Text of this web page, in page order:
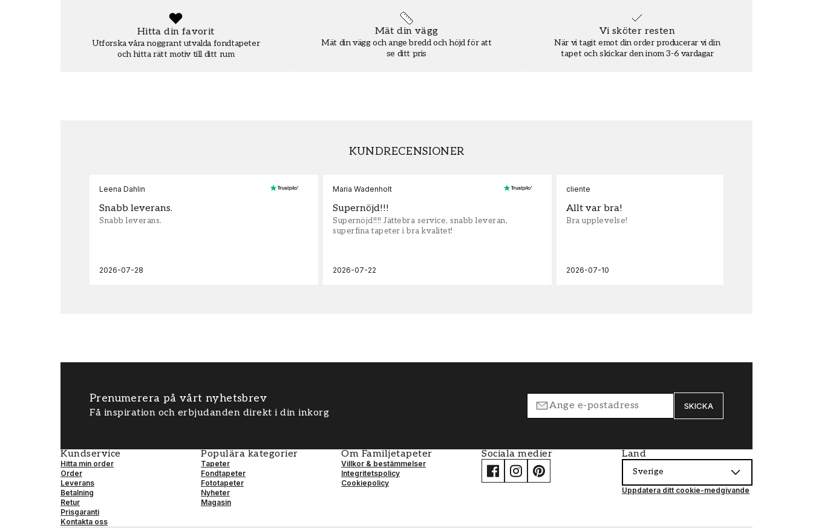
Hitta din favorit
Utforska våra noggrant utvalda fondtapeter
och hitta rätt motiv till ditt rum
Mät din vägg
Mät din vägg och ange bredd och höjd för att
se ditt pris
Vi sköter resten
När vi tagit emot din order producerar vi din
tapet och skickar den inom 3-6 vardagar
KUNDRECENSIONER
Leena Dahlin
Snabb leverans.
Snabb leverans.
2026-07-28
Maria Wadenholt
Supernöjd!!!
Supernöjd!!!! Jättebra service, snabb leveran,
superfina tapeter i bra kvalitet!
2026-07-22
cliente
Allt var bra!
Bra upplevelse!
2026-07-10
Prenumerera på vårt nyhetsbrev
Få inspiration och erbjudanden direkt i din inkorg
SKICKA
Kundservice
Hitta min order
Order
Leverans
Betalning
Retur
Prisgaranti
Kontakta oss
Populära kategorier
Tapeter
Fondtapeter
Fototapeter
Nyheter
Magasin
Om Familjetapeter
Villkor & bestämmelser
Integritetspolicy
Cookiepolicy
Sociala medier Land
Sverige
Uppdatera ditt cookie-medgivande